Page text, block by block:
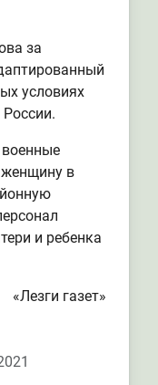
за
условиях
женщину в
и ребенка
«Лезги газет»